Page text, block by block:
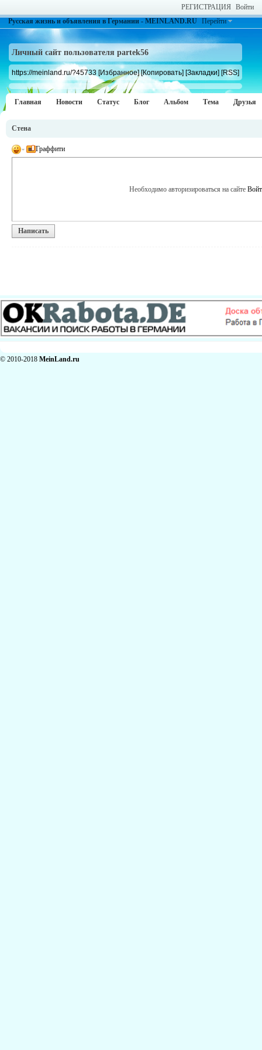
РЕГИСТРАЦИЯ Войти
Русская жизнь и объявления в Германии - MEINLAND.RU Перейти
Личный сайт пользователя partek56
https://meinland.ru/?45733 [Избранное] [Копировать] [Закладки] [RSS]
Главная Новости Статус Блог Альбом Тема Друзья
Стена
Граффити
Необходимо авторизироваться на сайте
Написать
© 2010-2018 MeinLand.ru